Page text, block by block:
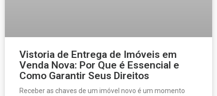
Vistoria de Entrega de Imóveis em
Venda Nova: Por Que é Essencial e
Como Garantir Seus Direitos
Receber as chaves de um imóvel novo é um momento